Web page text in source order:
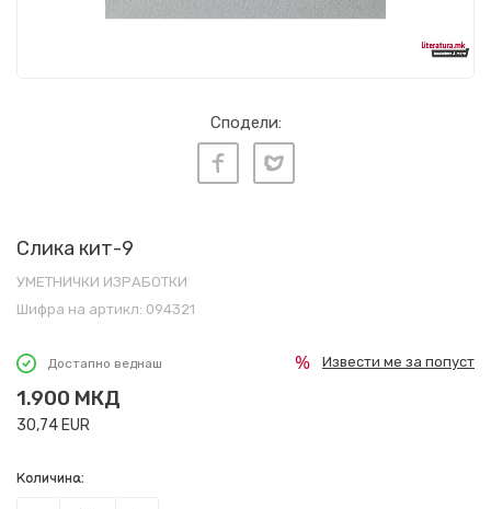
Сподели:
Слика кит-9
УМЕТНИЧКИ ИЗРАБОТКИ
Шифра на артикл: 094321
Достапно веднаш
1.900 МКД
30,74 EUR
Извести ме за попуст
Количина: